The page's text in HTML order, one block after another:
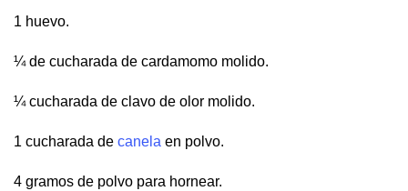
1 huevo.
¼ de cucharada de cardamomo molido.
¼ cucharada de clavo de olor molido.
1 cucharada de canela en polvo.
4 gramos de polvo para hornear.